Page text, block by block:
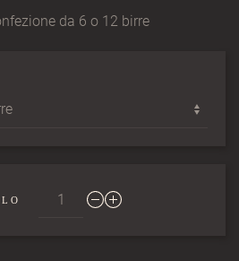
da 6 o 12 birre